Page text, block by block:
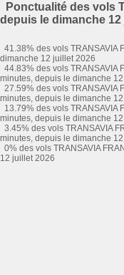
Ponctualité des vols
depuis le dimanche 12
41.38% des vols TRANSAVIA
dimanche 12 juillet 2026
44.83% des vols TRANSAVIA
minutes, depuis le dimanche
27.59% des vols TRANSAVIA
minutes, depuis le dimanche
13.79% des vols TRANSAVIA
minutes, depuis le dimanche
3.45% des vols TRANSAVIA
minutes, depuis le dimanche
0% des vols TRANSAVIA
12 juillet 2026